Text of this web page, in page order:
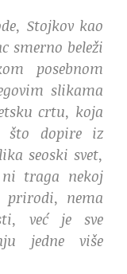
Stojkov kao
smerno beleži
posebnom
slikama
crtu, koja
što dopire iz
seoski svet,
traga nekoj
prirodi, nema
već je sve
jedne više